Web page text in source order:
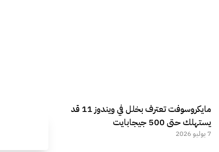
مايكروسوفت تعترف بخلل في ويندوز 11 قد
يستهلك حتى 500 جيجابايت
7 يوليو 2026